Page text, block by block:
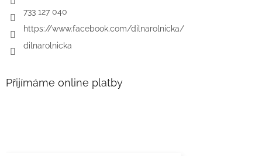
733 127 040
https://www.facebook.com/dilnarolnicka/
dilnarolnicka
Přijímáme online platby